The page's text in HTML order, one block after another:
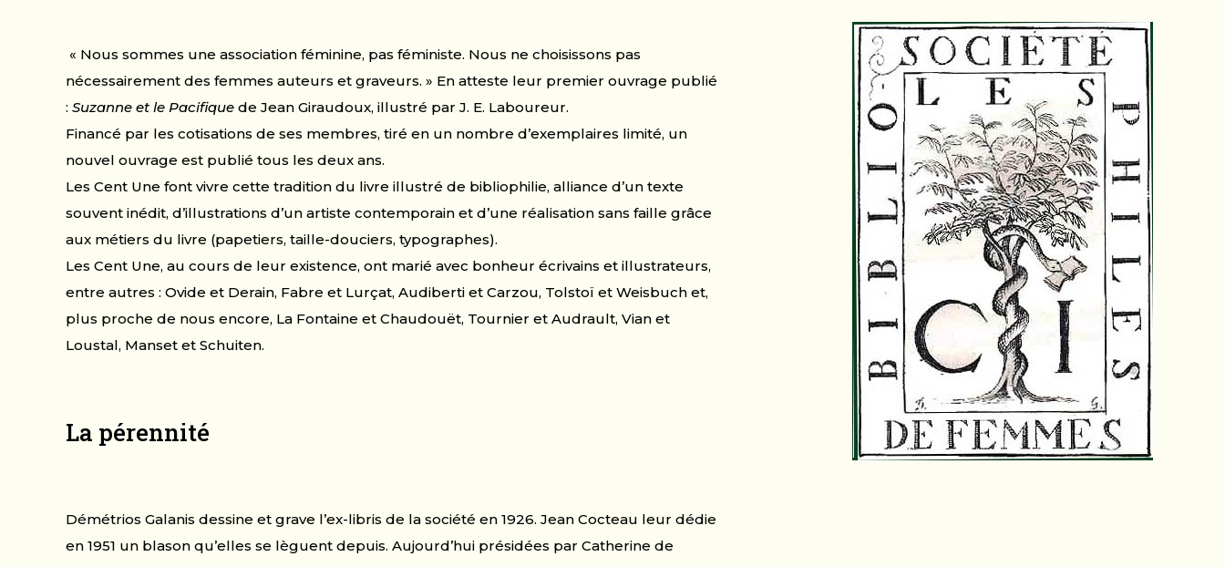
« Nous sommes une association féminine, pas féministe. Nous ne choisissons pas
nécessairement des femmes auteurs et graveurs. » En atteste leur premier ouvrage publié
: Suzanne et le Pacifique de Jean Giraudoux, illustré par J. E. Laboureur.
Financé par les cotisations de ses membres, tiré en un nombre d’exemplaires limité, un
nouvel ouvrage est publié tous les deux ans.
Les Cent Une font vivre cette tradition du livre illustré de bibliophilie, alliance d’un texte
souvent inédit, d’illustrations d’un artiste contemporain et d’une réalisation sans faille grâce
aux métiers du livre (papetiers, taille-douciers, typographes).
Les Cent Une, au cours de leur existence, ont marié avec bonheur écrivains et illustrateurs,
entre autres : Ovide et Derain, Fabre et Lurçat, Audiberti et Carzou, Tolstoï et Weisbuch et,
plus proche de nous encore, La Fontaine et Chaudouët, Tournier et Audrault, Vian et
Loustal, Manset et Schuiten.
La pérennité
Démétrios Galanis dessine et grave l’ex-libris de la société en 1926. Jean Cocteau leur dédie
en 1951 un blason qu’elles se lèguent depuis. Aujourd’hui présidées par Catherine de